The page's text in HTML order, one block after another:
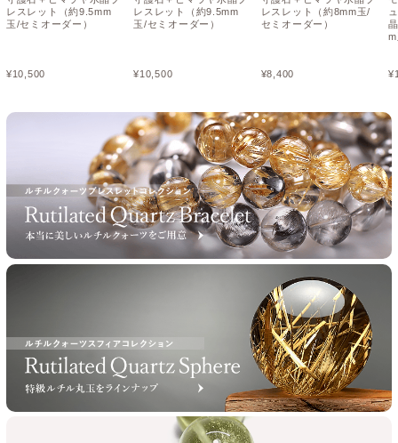
レスレット（約9.5mm
玉/セミオーダー）
¥10,500
レスレット（約9.5mm
玉/セミオーダー）
¥10,500
レスレット（約8mm玉/
セミオーダー）
¥8,400 ¥